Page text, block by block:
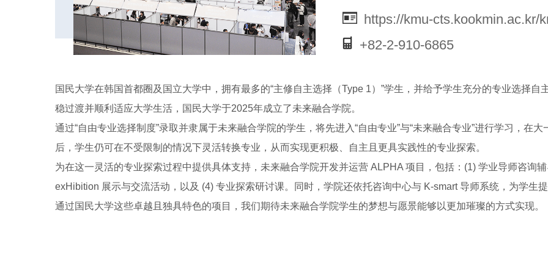
https://kmu-cts.kookmin.ac.kr/
+82-2-910-6865
国民大学在韩国首都圈及国立大学中，拥有最多的“主修自主选择（Type 1）”学生，并给予学生充分的专业选择
稳过渡并顺利适应大学生活，国民大学于2025年成立了未来融合学院。
通过“自由专业选择制度”录取并隶属于未来融合学院的学生，将先进入“自由专业”与“未来融合专业”进行学习，在
后，学生仍可在不受限制的情况下灵活转换专业，从而实现更积极、自主且更具实践性的专业探索。
为在这一灵活的专业探索过程中提供具体支持，未来融合学院开发并运营 ALPHA 项目，包括：(1) 学业导师咨询
exHibition 展示与交流活动，以及 (4) 专业探索研讨课。同时，学院还依托咨询中心与 K-smart 导师系统，为学生
通过国民大学这些卓越且独具特色的项目，我们期待未来融合学院学生的梦想与愿景能够以更加璀璨的方式实现。